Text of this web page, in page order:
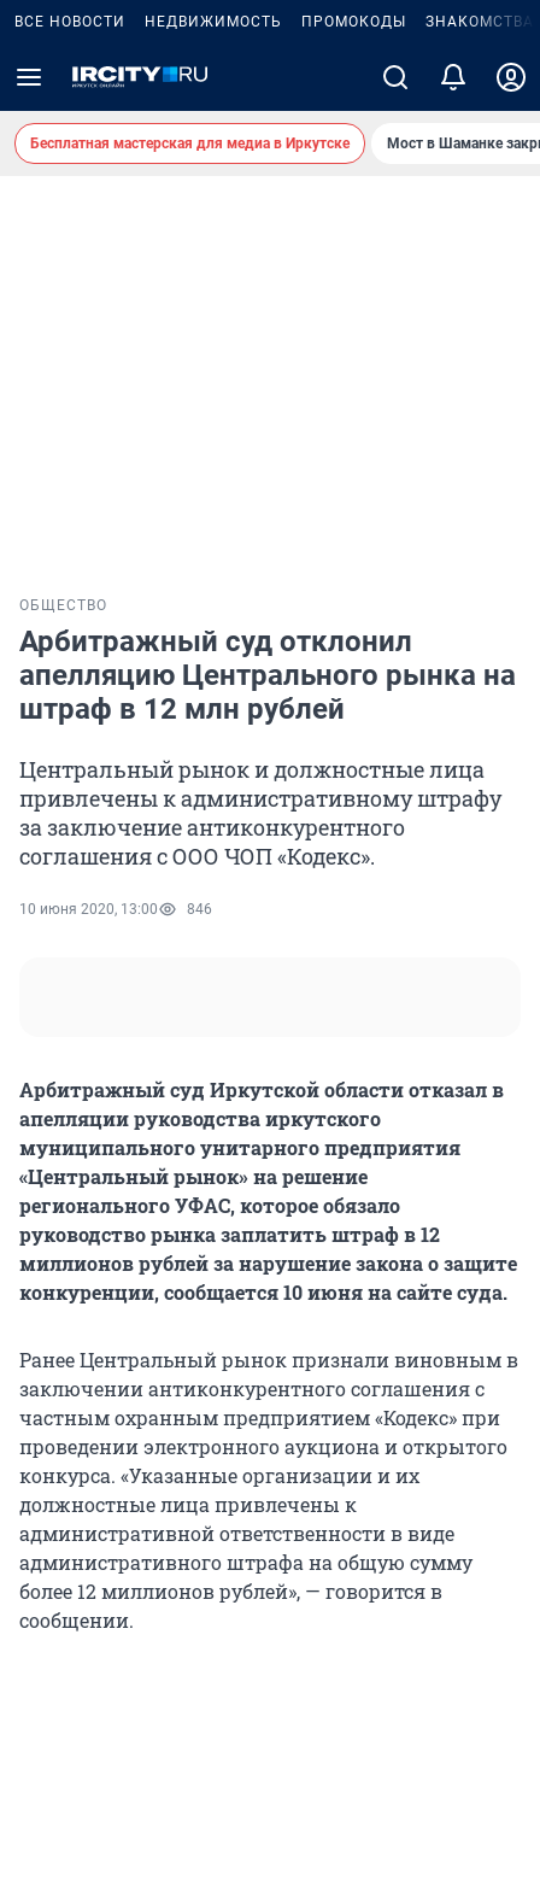
ВСЕ НОВОСТИ НЕДВИЖИМОСТЬ ПРОМОКОДЫ ЗНАКОМСТВА
Бесплатная мастерская для медиа в Иркутске Мост в Шаманке
ОБЩЕСТВО
Арбитражный суд отклонил
апелляцию Центрального рынка на
штраф в 12 млн рублей
Центральный рынок и должностные лица
привлечены к административному штрафу
за заключение антиконкурентного
соглашения с ООО ЧОП «Кодекс».
10 июня 2020, 13:00 846
Арбитражный суд Иркутской области отказал в
апелляции руководства иркутского
муниципального унитарного предприятия
«Центральный рынок» на решение
регионального УФАС, которое обязало
руководство рынка заплатить штраф в 12
миллионов рублей за нарушение закона о защите
конкуренции, сообщается 10 июня на сайте суда.
Ранее Центральный рынок признали виновным в
заключении антиконкурентного соглашения с
частным охранным предприятием «Кодекс» при
проведении электронного аукциона и открытого
конкурса. «Указанные организации и их
должностные лица привлечены к
административной ответственности в виде
административного штрафа на общую сумму
более 12 миллионов рублей», — говорится в
сообщении.